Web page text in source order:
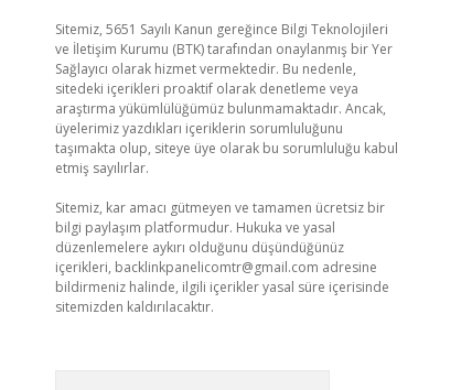
Sitemiz, 5651 Sayılı Kanun gereğince Bilgi Teknolojileri
ve İletişim Kurumu (BTK) tarafından onaylanmış bir Yer
Sağlayıcı olarak hizmet vermektedir. Bu nedenle,
sitedeki içerikleri proaktif olarak denetleme veya
araştırma yükümlülüğümüz bulunmamaktadır. Ancak,
üyelerimiz yazdıkları içeriklerin sorumluluğunu
taşımakta olup, siteye üye olarak bu sorumluluğu kabul
etmiş sayılırlar.
Sitemiz, kar amacı gütmeyen ve tamamen ücretsiz bir
bilgi paylaşım platformudur. Hukuka ve yasal
düzenlemelere aykırı olduğunu düşündüğünüz
içerikleri, backlinkpanelicomtr@gmail.com adresine
bildirmeniz halinde, ilgili içerikler yasal süre içerisinde
sitemizden kaldırılacaktır.